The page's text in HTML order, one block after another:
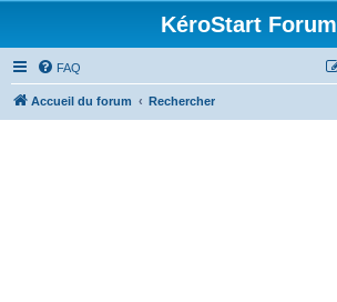
KéroStart Forum
FAQ
Accueil du forum Rechercher